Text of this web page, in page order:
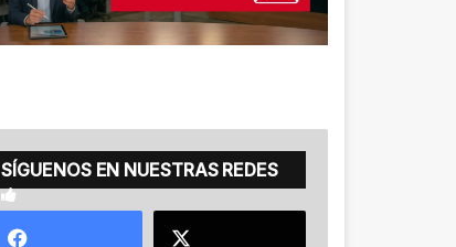
SÍGUENOS EN NUESTRAS REDES